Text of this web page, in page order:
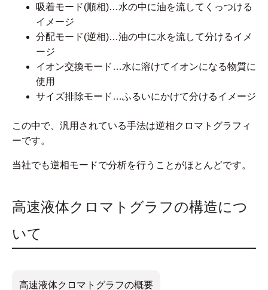
吸着モード(順相)…水の中に油を流してくっつける
イメージ
分配モード(逆相)…油の中に水を流して分けるイメ
ージ
イオン交換モード…水に溶けてイオンになる物質に
使用
サイズ排除モード…ふるいにかけて分けるイメージ
この中で、汎用されている手法は逆相クロマトグラフィ
ーです。
当社でも逆相モードで分析を行うことがほとんどです。
高速液体クロマトグラフの構造につ
いて
高速液体クロマトグラフの概要